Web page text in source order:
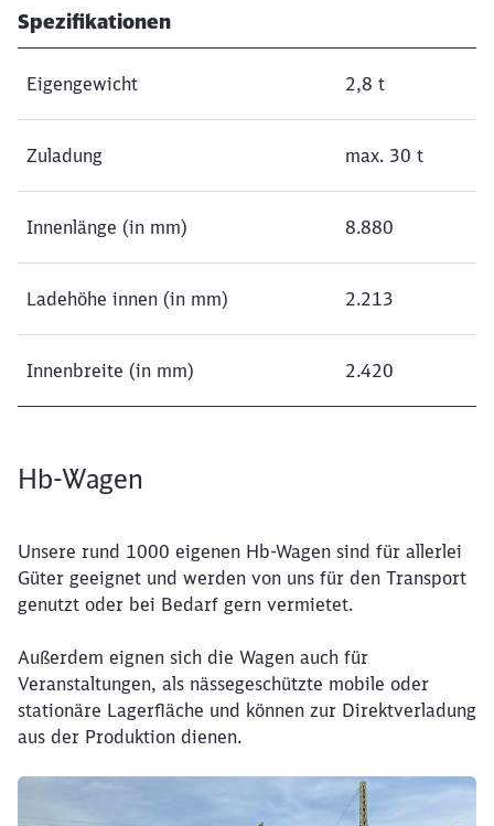
Spezifikationen
Eigengewicht 2,8 t
Zuladung max. 30 t
Innenlänge (in mm) 8.880
Ladehöhe innen (in mm) 2.213
Innenbreite (in mm) 2.420
Hb-Wagen
Unsere rund 1000 eigenen Hb-Wagen sind für allerlei
Güter geeignet und werden von uns für den Transport
genutzt oder bei Bedarf gern vermietet.
Außerdem eignen sich die Wagen auch für
Veranstaltungen, als nässegeschützte mobile oder
stationäre Lagerfläche und können zur Direktverladung
aus der Produktion dienen.
Klicken, um den folgenden Slider zu überspringen